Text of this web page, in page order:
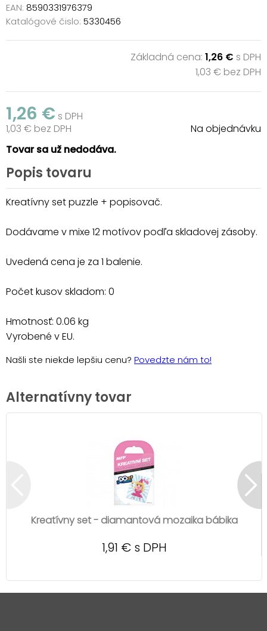
EAN: 8590331976379
Katalógové čislo: 5330456
Základná cena: 1,26 € s DPH
1,03 € bez DPH
1,26 € s DPH
1,03 € bez DPH
Na objednávku
Tovar sa už nedodáva.
Popis tovaru
Kreatívny set puzzle + popisovač.
Dodávame v mixe 12 motívov podľa skladovej zásoby.
Uvedená cena je za 1 balenie.
Počet kusov skladom: 0
Hmotnosť: 0.06 kg
Vyrobené v EU.
Našli ste niekde lepšiu cenu? Povedzte nám to!
Alternatívny tovar
Kreatívny set - diamantová mozaika bábika
1,91 € s DPH